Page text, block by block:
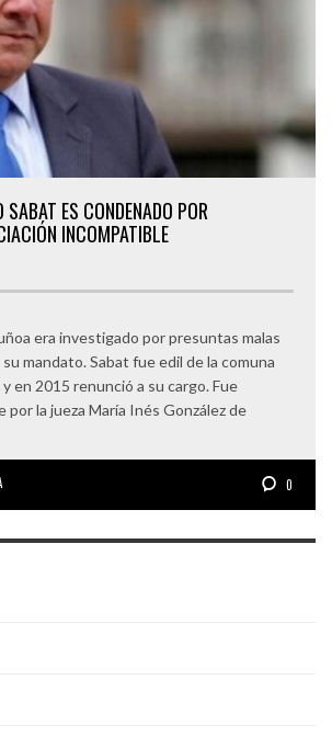
SABAT ES CONDENADO POR
INCOMPATIBLE
era investigado por presuntas malas
mandato. Sabat fue edil de la comuna
en 2015 renunció a su cargo. Fue
por la jueza María Inés González de
0